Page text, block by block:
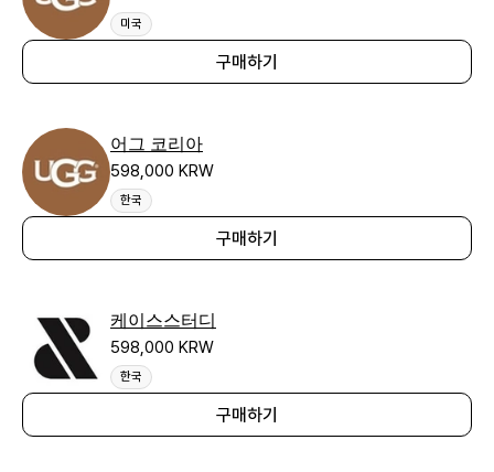
미국
구매하기
어그 코리아
598,000 KRW
한국
구매하기
케이스스터디
598,000 KRW
한국
구매하기